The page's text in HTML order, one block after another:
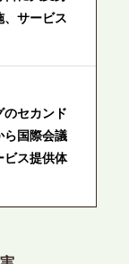
、サービス
のセカンド
ら国際会議
ビス提供体
セカンド